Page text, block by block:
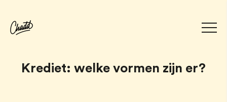
Krediet: welke vormen zijn er?